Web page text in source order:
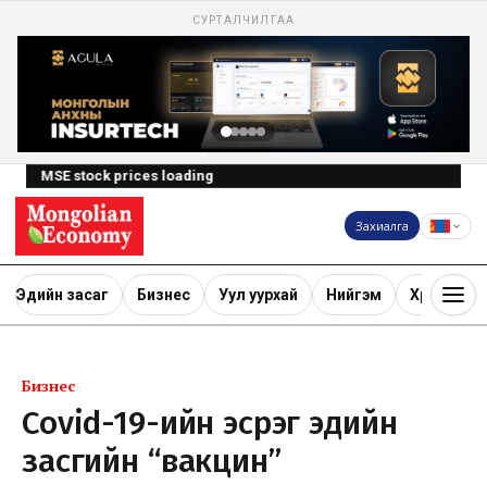
СУРТАЛЧИЛГАА
MSE stock prices loading
Захиалга
Эдийн засаг Бизнес Уул уурхай Нийгэм Хөрөнгө
Бизнес
Covid-19-ийн эсрэг эдийн
засгийн “вакцин”